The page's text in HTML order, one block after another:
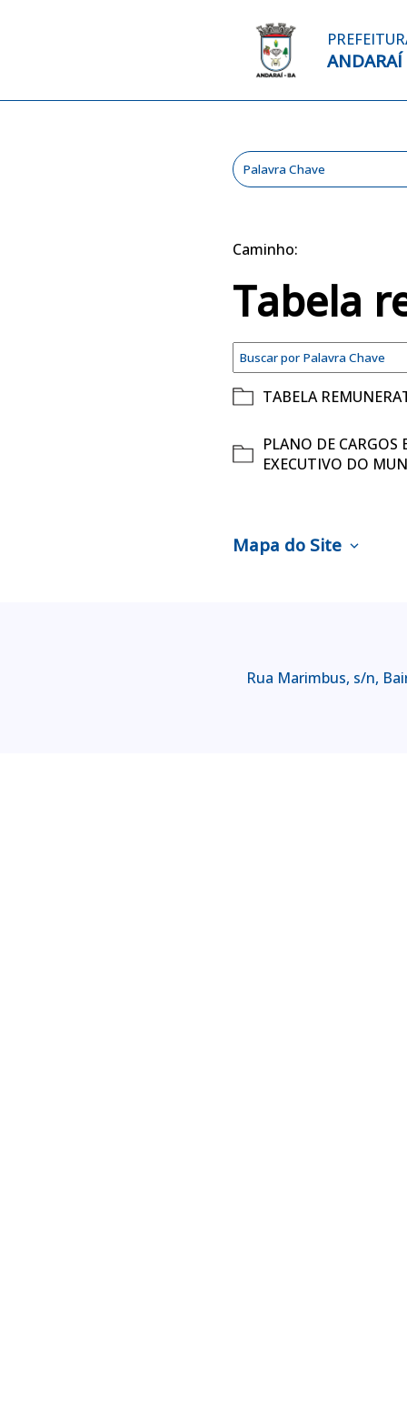
ANDARAÍ
Caminho:
Tabela
TABELA
PLANO DE CARGOS
EXECUTIVO DO
Mapa do Site expand_more
Rua Marimbus, s/n,